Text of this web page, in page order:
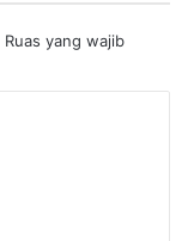
Ruas yang wajib